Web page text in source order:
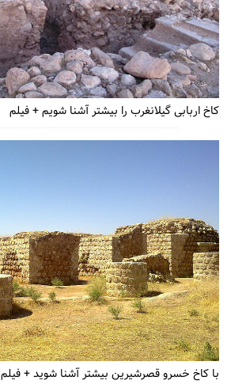
کاخ اربابی گیلانغرب را بیشتر آشنا شویم + فیلم
با کاخ خسرو قصرشیرین بیشتر آشنا شوید + فیلم